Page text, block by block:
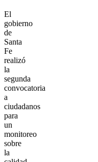
El
gobierno
de
Santa
Fe
realizó
la
segunda
convocatoria
a
ciudadanos
para
un
monitoreo
sobre
la